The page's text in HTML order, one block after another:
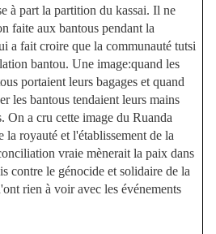
à part la partition du kassai. Il ne
faite aux bantous pendant la
a fait croire que la communauté tutsi
bantou. Une image:quand les
portaient leurs bagages et quand
les bantous tendaient leurs mains
On a cru cette image du Ruanda
la royauté et l'établissement de la
vraie mènerait la paix dans
contre le génocide et solidaire de la
rien à voir avec les événements